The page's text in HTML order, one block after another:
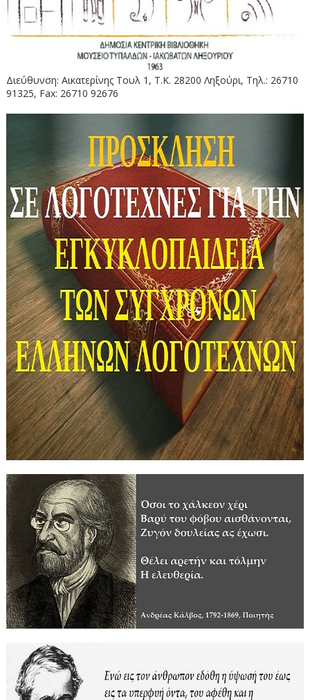
Διεύθυνση: Αικατερίνης Τουλ 1, Τ.Κ. 28200 Ληξούρι, Τηλ.: 26710
91325, Fax: 26710 92676